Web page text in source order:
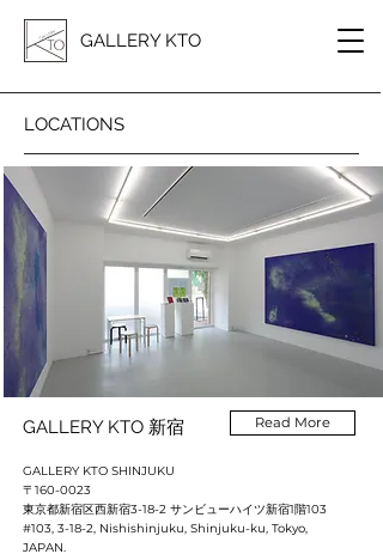
GALLERY KTO
LOCATIONS
GALLERY KTO 新宿 Read More
GALLERY KTO SHINJUKU
〒160-0023
東京都新宿区西新宿3-18-2 サンビューハイツ新宿1階103
#103, 3-18-2, Nishishinjuku, Shinjuku-ku, Tokyo,
JAPAN.